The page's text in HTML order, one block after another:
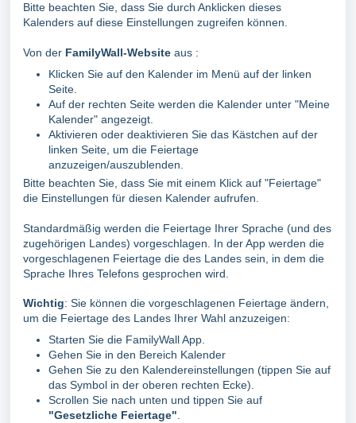
Bitte beachten Sie, dass Sie durch Anklicken dieses
Kalenders auf diese Einstellungen zugreifen können.
Von der FamilyWall-Website aus :
Klicken Sie auf den Kalender im Menü auf der linken
Seite.
Auf der rechten Seite werden die Kalender unter "Meine
Kalender" angezeigt.
Aktivieren oder deaktivieren Sie das Kästchen auf der
linken Seite, um die Feiertage
anzuzeigen/auszublenden.
Bitte beachten Sie, dass Sie mit einem Klick auf "Feiertage"
die Einstellungen für diesen Kalender aufrufen.
Standardmäßig werden die Feiertage Ihrer Sprache (und des
zugehörigen Landes) vorgeschlagen. In der App werden die
vorgeschlagenen Feiertage die des Landes sein, in dem die
Sprache Ihres Telefons gesprochen wird.
Wichtig: Sie können die vorgeschlagenen Feiertage ändern,
um die Feiertage des Landes Ihrer Wahl anzuzeigen:
Starten Sie die FamilyWall App.
Gehen Sie in den Bereich Kalender
Gehen Sie zu den Kalendereinstellungen (tippen Sie auf
das Symbol in der oberen rechten Ecke).
Scrollen Sie nach unten und tippen Sie auf
"Gesetzliche Feiertage"